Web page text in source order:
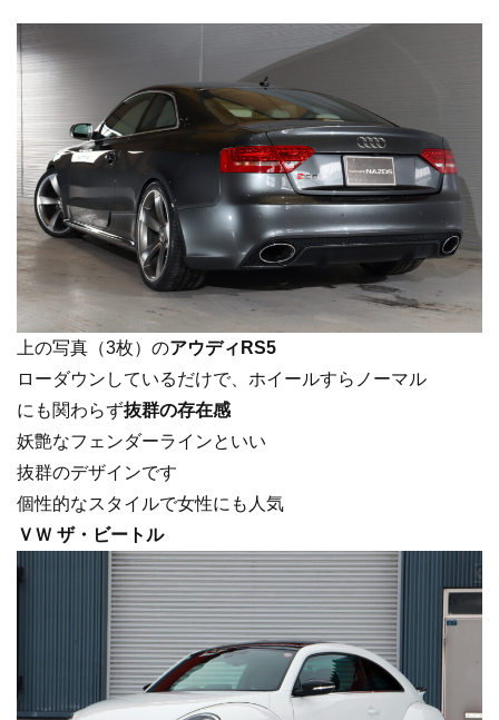
上の写真（3枚）のアウディRS5
ローダウンしているだけで、ホイールすらノーマル
にも関わらず抜群の存在感
妖艶なフェンダーラインといい
抜群のデザインです
個性的なスタイルで女性にも人気
ＶＷ ザ・ビートル